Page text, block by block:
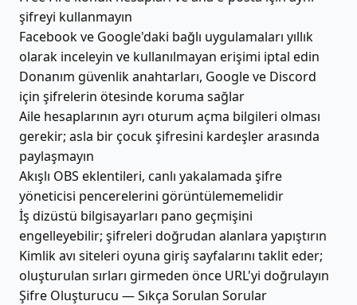
şifreyi kullanmayın
Facebook ve Google'daki bağlı uygulamaları yıllık
olarak inceleyin ve kullanılmayan erişimi iptal edin
Donanım güvenlik anahtarları, Google ve Discord
için şifrelerin ötesinde koruma sağlar
Aile hesaplarının ayrı oturum açma bilgileri olması
gerekir; asla bir çocuk şifresini kardeşler arasında
paylaşmayın
Akışlı OBS eklentileri, canlı yakalamada şifre
yöneticisi pencerelerini görüntülememelidir
İş dizüstü bilgisayarları pano geçmişini
engelleyebilir; şifreleri doğrudan alanlara yapıştırın
Kimlik avı siteleri oyuna giriş sayfalarını taklit eder;
oluşturulan sırları girmeden önce URL'yi doğrulayın
Şifre Oluşturucu — Sıkça Sorulan Sorular